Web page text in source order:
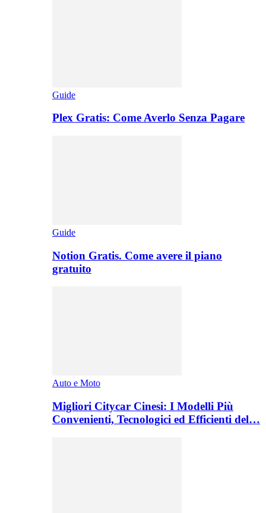
Guide
Plex Gratis: Come Averlo Senza Pagare
Guide
Notion Gratis. Come avere il piano
gratuito
Auto e Moto
Migliori Citycar Cinesi: I Modelli Più
Convenienti, Tecnologici ed Efficienti del…